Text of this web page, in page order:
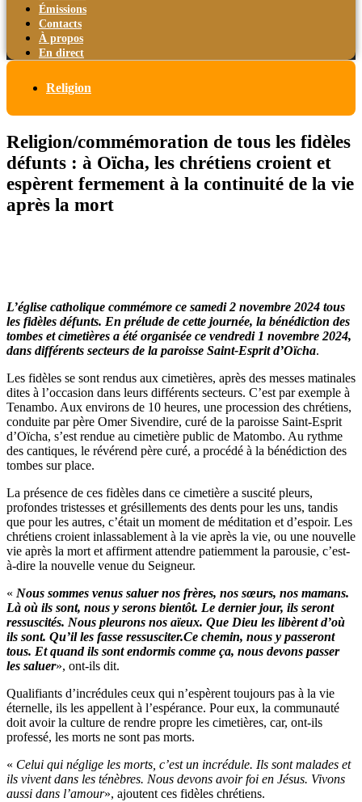
Émissions
Contacts
À propos
En direct
Religion
Religion/commémoration de tous les fidèles
défunts : à Oïcha, les chrétiens croient et
espèrent fermement à la continuité de la vie
après la mort
L’église catholique commémore ce samedi 2 novembre 2024 tous
les fidèles défunts. En prélude de cette journée, la bénédiction des
tombes et cimetières a été organisée ce vendredi 1 novembre 2024,
dans différents secteurs de la paroisse Saint-Esprit d’Oïcha.
Les fidèles se sont rendus aux cimetières, après des messes matinales
dites à l’occasion dans leurs différents secteurs. C’est par exemple à
Tenambo. Aux environs de 10 heures, une procession des chrétiens,
conduite par père Omer Sivendire, curé de la paroisse Saint-Esprit
d’Oïcha, s’est rendue au cimetière public de Matombo. Au rythme
des cantiques, le révérend père curé, a procédé à la bénédiction des
tombes sur place.
La présence de ces fidèles dans ce cimetière a suscité pleurs,
profondes tristesses et grésillements des dents pour les uns, tandis
que pour les autres, c’était un moment de méditation et d’espoir. Les
chrétiens croient inlassablement à la vie après la vie, ou une nouvelle
vie après la mort et affirment attendre patiemment la parousie, c’est-
à-dire la nouvelle venue du Seigneur.
« Nous sommes venus saluer nos frères, nos sœurs, nos mamans.
Là où ils sont, nous y serons bientôt. Le dernier jour, ils seront
ressuscités. Nous pleurons nos aïeux. Que Dieu les libèrent d’où
ils sont. Qu’il les fasse ressusciter.Ce chemin, nous y passeront
tous. Et quand ils sont endormis comme ça, nous devons passer
les saluer», ont-ils dit.
Qualifiants d’incrédules ceux qui n’espèrent toujours pas à la vie
éternelle, ils les appellent à l’espérance. Pour eux, la communauté
doit avoir la culture de rendre propre les cimetières, car, ont-ils
professé, les morts ne sont pas morts.
« Celui qui néglige les morts, c’est un incrédule. Ils sont malades et
ils vivent dans les ténèbres. Nous devons avoir foi en Jésus. Vivons
aussi dans l’amour», ajoutent ces fidèles chrétiens.